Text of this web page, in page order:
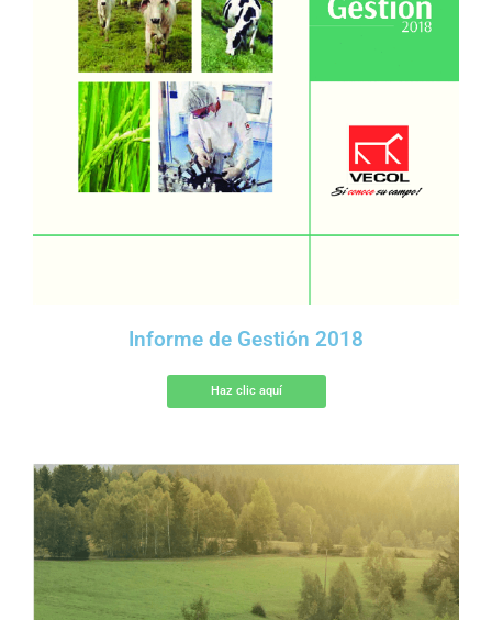
Informe de Gestión 2018
Haz clic aquí